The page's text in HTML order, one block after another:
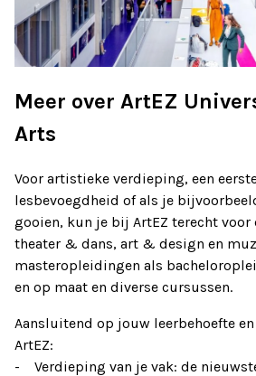
Meer over ArtEZ
Arts
Voor artistieke verdieping, een
lesbevoegdheid of als je
gooien, kun je bij ArtEZ terecht
theater & dans, art & design en
masteropleidingen als
en op maat en diverse cursussen.
Aansluitend op jouw leerbehoefte
ArtEZ:
- Verdieping van je vak: de